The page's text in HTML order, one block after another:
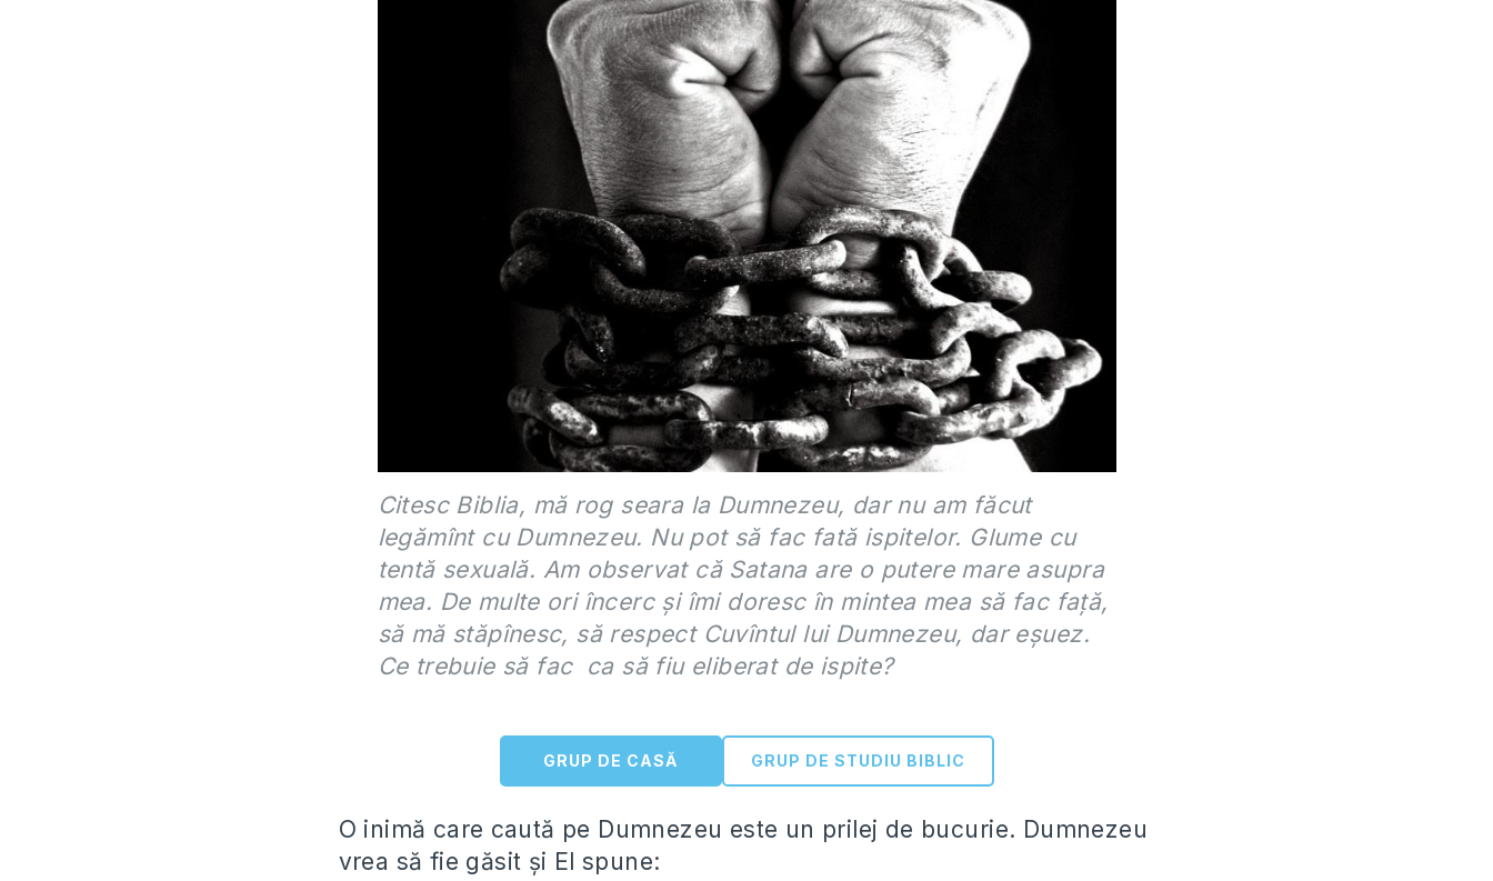
Citesc Biblia, mă rog seara la Dumnezeu, dar nu am făcut
legămînt cu Dumnezeu. Nu pot să fac fată ispitelor. Glume cu
tentă sexuală. Am observat că Satana are o putere mare asupra
mea. De multe ori încerc și îmi doresc în mintea mea să fac față,
să mă stăpînesc, să respect Cuvîntul lui Dumnezeu, dar eșuez.
Ce trebuie să fac ca să fiu eliberat de ispite?
GRUP DE CASĂ GRUP DE STUDIU BIBLIC
O inimă care caută pe Dumnezeu este un prilej de bucurie. Dumnezeu
vrea să fie găsit și El spune: